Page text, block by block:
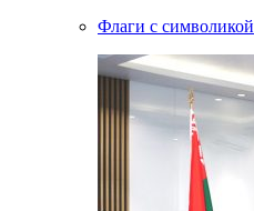
Флаги с символикой